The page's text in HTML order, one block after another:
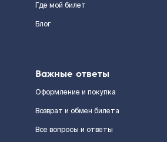
Где мой билет
Блог
Важные ответы
Оформление и покупка
Возврат и обмен билета
Все вопросы и ответы